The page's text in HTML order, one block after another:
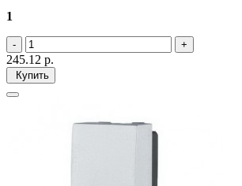
1
245.12 р.
Купить